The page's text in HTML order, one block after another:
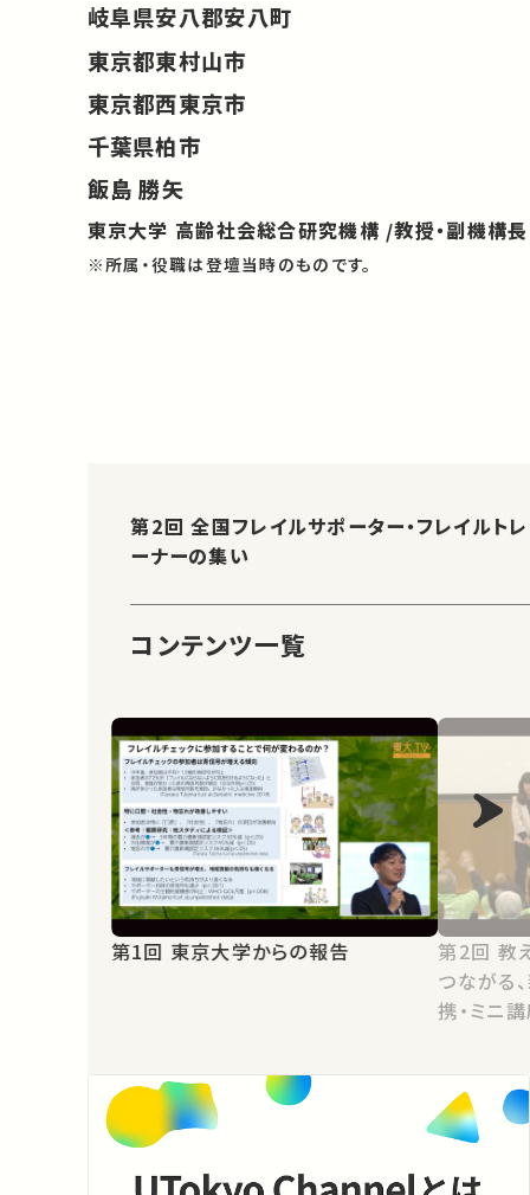
岐阜県安八郡安八町
東京都東村山市
東京都西東京市
千葉県柏市
飯島 勝矢
東京大学 高齢社会総合研究機構 /教授・副機構長
※所属・役職は登壇当時のものです。
第2回 全国フレイルサポーター・フレイルトレ
ーナーの集い
コンテンツ一覧
第1回 東京大学からの報告
第2回 教えて！フレイルチェックから
つながる
携・ミニ